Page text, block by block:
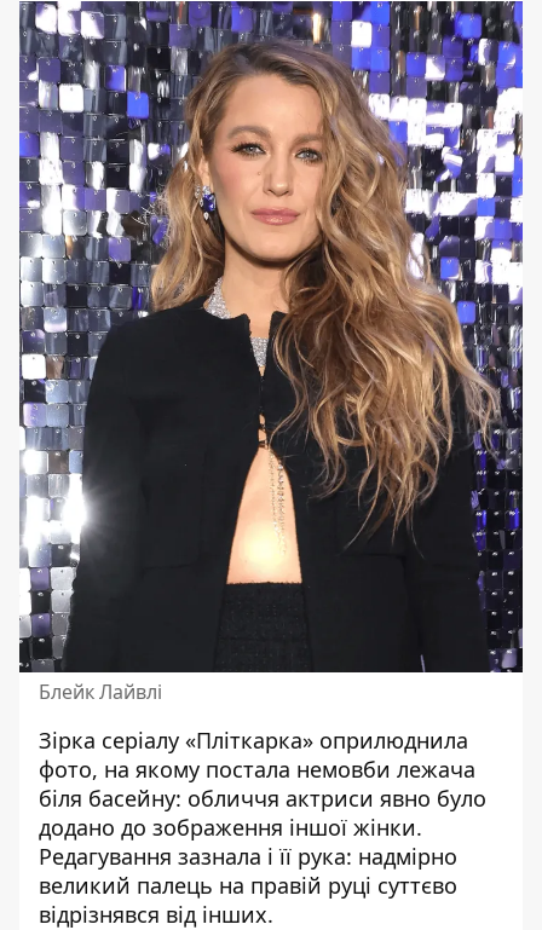
Блейк Лайвлі
Зірка серіалу «Пліткарка» оприлюднила
фото, на якому постала немовби лежача
біля басейну: обличчя актриси явно було
додано до зображення іншої жінки.
Редагування зазнала і її рука: надмірно
великий палець на правій руці суттєво
відрізнявся від інших.